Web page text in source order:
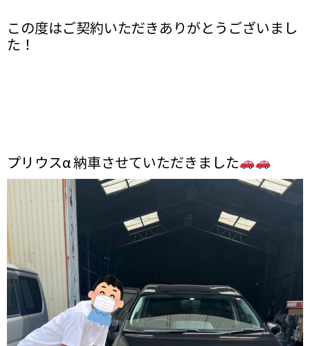
この度はご契約いただきありがとうございまし
た！
プリウスα 納車させていただきました